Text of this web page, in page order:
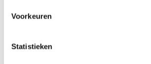
Voorkeuren
Statistieken
Alhoewel er bij de herinrichting goed
kansen – met name op het gebied